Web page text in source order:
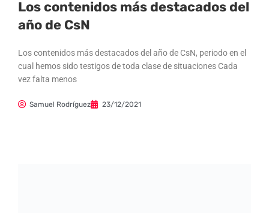
Los contenidos más destacados del
año de CsN
Los contenidos más destacados del año de CsN, periodo en el
cual hemos sido testigos de toda clase de situaciones Cada
vez falta menos
Samuel Rodríguez 23/12/2021